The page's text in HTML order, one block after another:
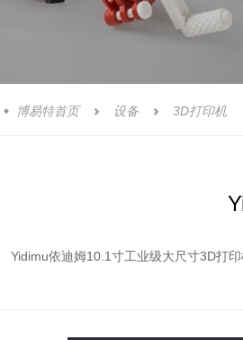
 博易特首页  设备  3D打印机
Yidimu依迪姆10.1寸工业级大尺寸3D打